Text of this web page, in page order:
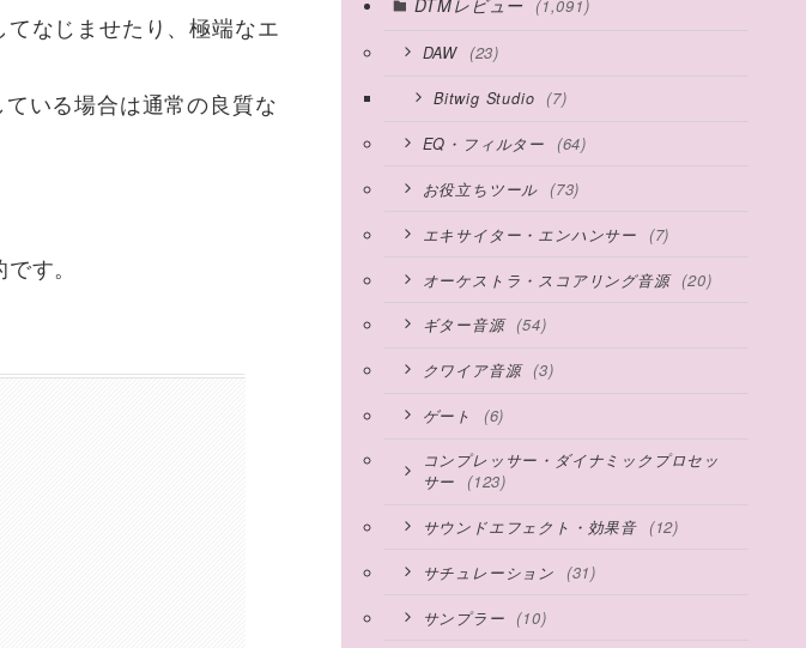
なじませたり、極端なエ
いる場合は通常の良質な
す。
DTMレビュー (1,091)
DAW (23)
Bitwig Studio (7)
EQ・フィルター (64)
お役立ちツール (73)
エキサイター・エンハンサー (7)
オーケストラ・スコアリング音源 (20)
ギター音源 (54)
クワイア音源 (3)
ゲート (6)
コンプレッサー・ダイナミックプロセッ
サー
(123)
サウンドエフェクト・効果音 (12)
サチュレーション (31)
サンプラー (10)